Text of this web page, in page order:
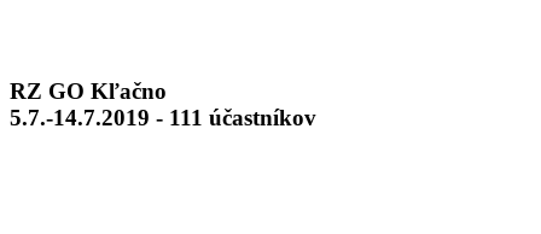
RZ GO Kľačno
5.7.-14.7.2019 - 111 účastníkov